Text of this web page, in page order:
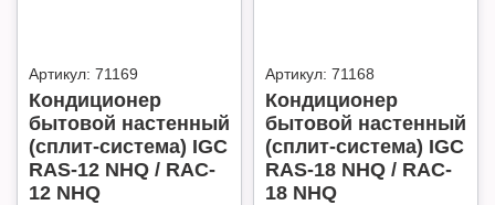
Артикул: 71169
Кондиционер
бытовой настенный
(сплит-система) IGC
RAS-12 NHQ / RAC-
12 NHQ
Артикул: 71168
Кондиционер
бытовой настенный
(сплит-система) IGC
RAS-18 NHQ / RAC-
18 NHQ